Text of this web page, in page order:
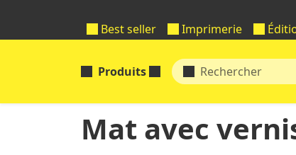
Best seller
Imprimerie
Produits
Mat avec